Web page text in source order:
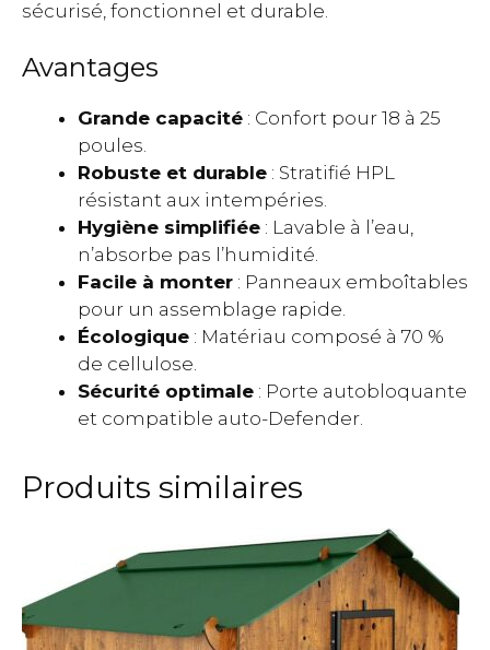
sécurisé, fonctionnel et durable.
Avantages
Grande capacité : Confort pour 18 à 25
poules.
Robuste et durable : Stratifié HPL
résistant aux intempéries.
Hygiène simplifiée : Lavable à l’eau,
n’absorbe pas l’humidité.
Facile à monter : Panneaux emboîtables
pour un assemblage rapide.
Écologique : Matériau composé à 70 %
de cellulose.
Sécurité optimale : Porte autobloquante
et compatible auto-Defender.
Produits similaires